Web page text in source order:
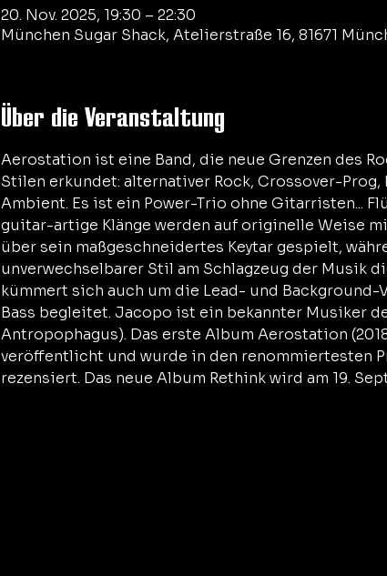
20. Nov. 2025, 19:30 – 22:30
München Sugar Shack, Atelierstraße 16, 81671
Über die Veranstaltung
Aerostation ist eine Band, die neue Grenzen des
Stilen erkundet: alternativer Rock, Crossover-
Ambient. Es ist ein Power-Trio ohne Gitarristen...
guitar-artige Klänge werden auf originelle Weise
über sein maßgeschneidertes Keytar gespielt,
unverwechselbarer Stil am Schlagzeug der Musik
kümmert sich auch um die Lead- und Background-
Bass begleitet. Jacopo ist ein bekannter Musiker
Antropophagus). Das erste Album Aerostation
veröffentlicht und wurde in den renommiertesten
rezensiert. Das neue Album Rethink wird am 19.